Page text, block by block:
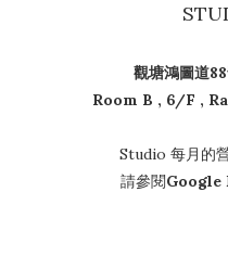
觀塘鴻圖道
Room B , 6/F ,
Studio 每月的
請參閱Google